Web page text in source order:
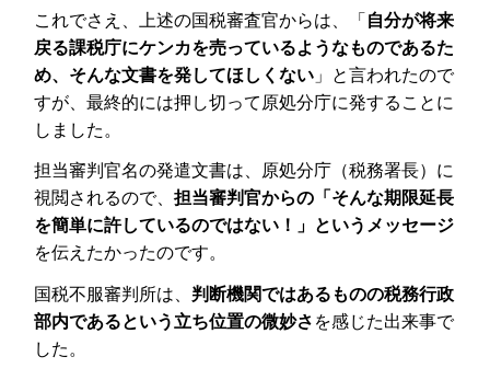
これでさえ、上述の国税審査官からは、「 自分が将来
戻る課税庁にケンカを売っているようなものであるた
め、そんな文書を発してほしくない 」と言われたので
すが、最終的には押し切って原処分庁に発することに
しました。
担当審判官名の発遣文書は、原処分庁（税務署長）に
視閲されるので、担当審判官からの「そんな期限延長
を簡単に許しているのではない！」というメッセージ
を伝えたかったのです。
国税不服審判所は、 判断機関ではあるものの税務行政
部内であるという立ち位置の微妙さ を感じた出来事で
した。